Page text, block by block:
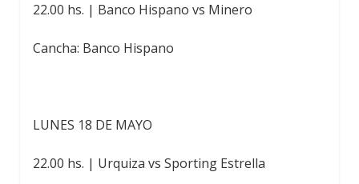
22.00 hs. | Banco Hispano vs Minero
Cancha: Banco Hispano
LUNES 18 DE MAYO
22.00 hs. | Urquiza vs Sporting Estrella